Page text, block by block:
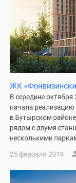
ЖК
В середине
начала реализацию
в Бутырском
рядом с двумя
несколькими
25 февраля 2019